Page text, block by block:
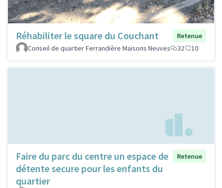
Réhabiliter le square du Couchant
Retenue
Conseil de quartier Ferrandière Maisons Neuves
32 10
Faire du parc du centre un espace de
détente secure pour les enfants du
quartier
Retenue